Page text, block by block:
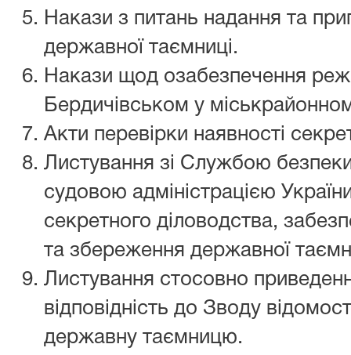
Накази з питань надання та
державної таємниці.
Накази щод озабезпечення
Бердичівськом у
Акти перевірки наявності
Листування зі Службою
судовою адміністрацією
секретного діловодства,
та збереження державної
Листування стосовно
відповідність до Зводу
державну таємницю.